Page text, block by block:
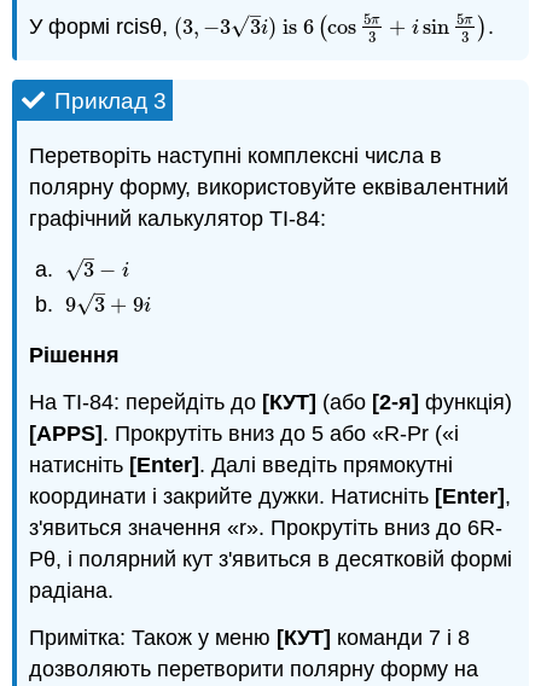
У формі rcisθ, (3, −3 3
–
√ i) is 6 (cos 5π
3 + i sin 5π
3 )
(3, −33i)is 6(cos5π 3+ sin5π3 ) .
Приклад 3
Перетворіть наступні комплексні числа в
полярну форму, використовуйте еквівалентний
графічний калькулятор TI-84:
3
–
√ − i
3−i
9 3
–
√ + 9i
93+9i
Рішення
На TI-84: перейдіть до [КУТ] (або [2-я] функція)
[APPS] . Прокрутіть вниз до 5 або «R-Pr («і
натисніть [Enter] . Далі введіть прямокутні
координати і закрийте дужки. Натисніть [Enter] ,
з'явиться значення «r». Прокрутіть вниз до 6R-
Pθ, і полярний кут з'явиться в десятковій формі
радіана.
Примітка: Також у меню [КУТ] команди 7 і 8
дозволяють перетворити полярну форму на